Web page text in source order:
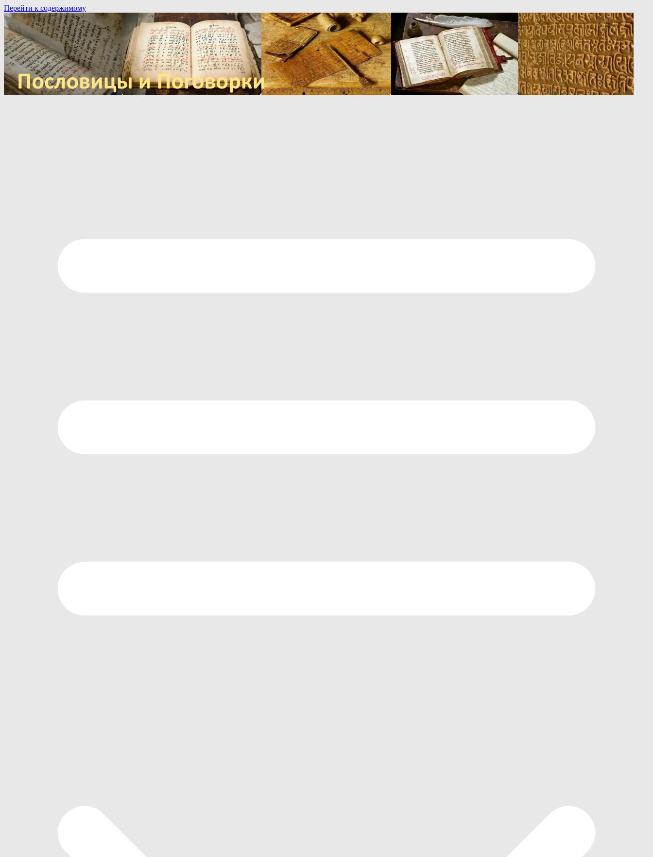
Перейти к содержимому